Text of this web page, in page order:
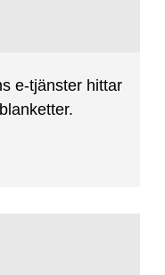
e-tjänster hittar